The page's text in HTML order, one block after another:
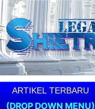
(DROP DOWN MENU)